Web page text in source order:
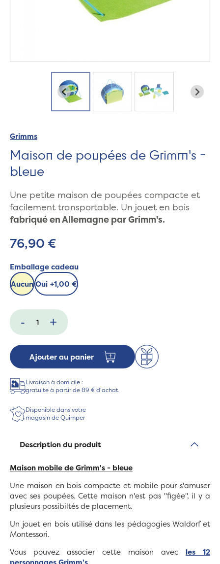
Grimms
Maison de poupées de Grimm's -
bleue
Une petite maison de poupées compacte et
facilement transportable. Un jouet en bois
fabriqué en Allemagne par Grimm's.
76,90 €
Emballage cadeau
AucunOui +1,00 €
- +
Ajouter au panier
Livraison à domicile :
gratuite à partir de 89 € d'achat
Disponible dans votre
magasin de Quimper
Description du produit
Maison mobile de Grimm's - bleue
Une maison en bois compacte et mobile pour s'amuser
avec ses poupées. Cette maison n'est pas "figée", il y a
plusieurs possibiltés de placement.
Un jouet en bois utilisé dans les pédagogies Waldorf et
Montessori.
Vous pouvez associer cette maison avec les 12